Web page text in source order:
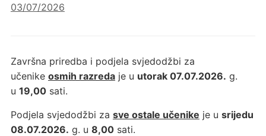
03/07/2026
Završna priredba i podjela svjedodžbi za
učenike osmih razredaje u utorak 07.07.2026. g.
u 19,00sati.
Podjela svjedodžbi za sve ostale učenike je u srijedu
08.07.2026. g. u 8,00sati.